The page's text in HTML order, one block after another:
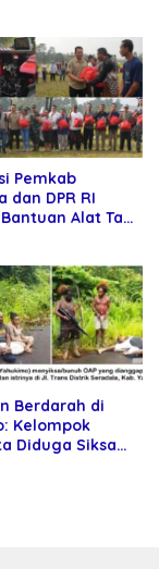
Pemkab
dan DPR RI
Alat Tani
Berdarah di
Kelompok
Diduga Siksa